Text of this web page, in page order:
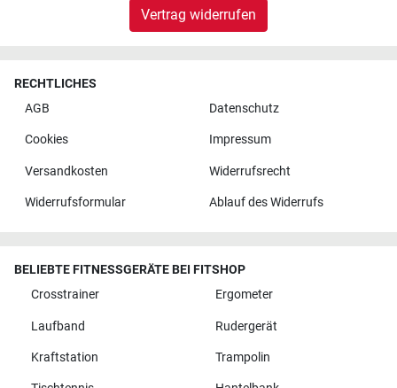
Vertrag widerrufen
RECHTLICHES
AGB
Datenschutz
Cookies Impressum
Versandkosten Widerrufsrecht
Widerrufsformular Ablauf des Widerrufs
BELIEBTE FITNESSGERÄTE BEI FITSHOP
Crosstrainer
Ergometer
Laufband Rudergerät
Kraftstation Trampolin